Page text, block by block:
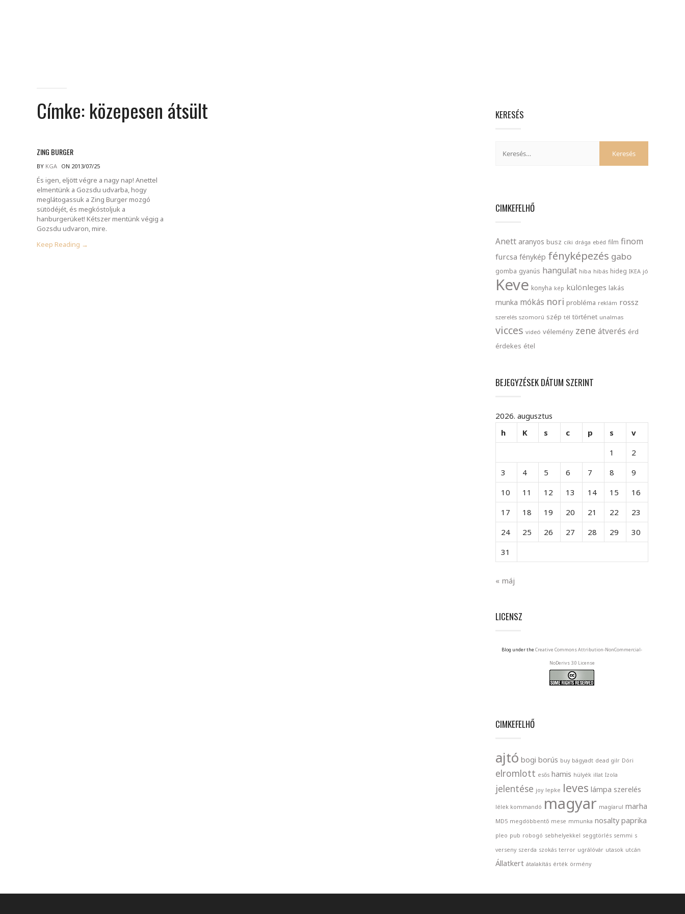
Címke: közepesen átsült
ZING BURGER
BY KGA ON 2013/07/25
És igen, eljött végre a nagy nap! Anettel
elmentünk a Gozsdu udvarba, hogy
meglátogassuk a Zing Burger mozgó
sütödéjét, és megkóstoljuk a
hanburgerüket! Kétszer mentünk végig a
Gozsdu udvaron, mire.
Keep Reading →
KERESÉS
CIMKEFELHŐ
Anett aranyos busz ciki drága ebéd film finom
furcsa fénykép fényképezés gabo
gomba gyanús hangulat hiba hibás hideg IKEA jó
Keve konyha kép különleges lakás
munka mókás nori probléma reklám rossz
szerelés szomorú szép tél történet unalmas
vicces videó vélemény zene átverés érd
érdekes étel
BEJEGYZÉSEK DÁTUM SZERINT
2026. augusztus
h
K s c p s
v
1
2
3
4 5 6 7 8
9
10
11 12 13 14 15
16
17
18 19 20 21 22
23
24
25 26 27 28 29
30
31
« máj
LICENSZ
Blog under the Creative Commons Attribution-NonCommercial-
NoDerivs 3.0 License
CIMKEFELHŐ
ajtó bogi borús buy bágyadt dead gilr Dóri
elromlott esős hamis hülyék illat Izola
jelentése joy lepke leves lámpa szerelés
lélek kommandó magyar magíarul marha
MD5 megdöbbentő mese mmunka nosalty paprika
pleo pub robogó sebhelyekkel seggtörlés semmi s
verseny szerda szokás terror ugrálóvár utasok utcán
Állatkert átalakítás érték örmény